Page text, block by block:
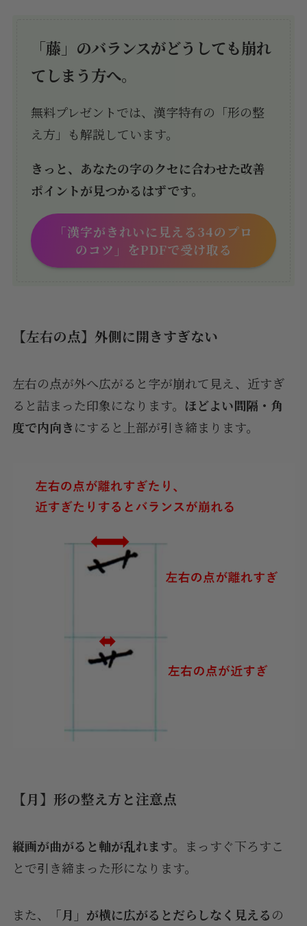
「藤」のバランスがどうしても崩れ
てしまう方へ。
無料プレゼントでは、漢字特有の「形の整
え方」も解説しています。
きっと、あなたの字のクセに合わせた改善
ポイントが見つかるはずです。
「漢字がきれいに見える34のプロ
のコツ」をPDFで受け取る
【左右の点】外側に開きすぎない
左右の点が外へ広がると字が崩れて見え、近すぎ
ると詰まった印象になります。 ほどよい間隔・角
度で内向きにすると上部が引き締まります。
【月】形の整え方と注意点
縦画が曲がると軸が乱れます。まっすぐ下ろすこ
とで引き締まった形になります。
また、 「月」が横に広がるとだらしなく見えるの